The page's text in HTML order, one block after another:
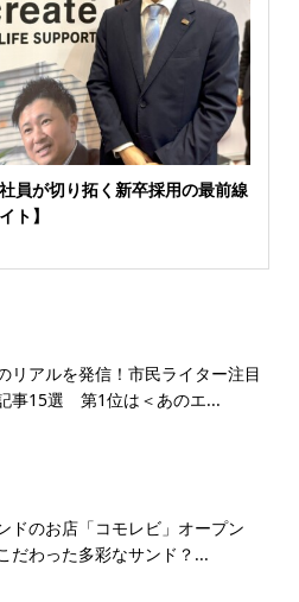
員が切り拓く新卒採用の最前線
ト】
リアルを発信！市民ライター注目
事15選 第1位は＜あのエ...
ドのお店「コモレビ」オープン
だわった多彩なサンド？...